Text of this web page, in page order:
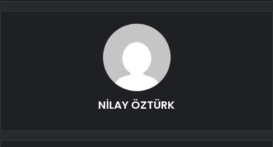
NİLAY ÖZTÜRK